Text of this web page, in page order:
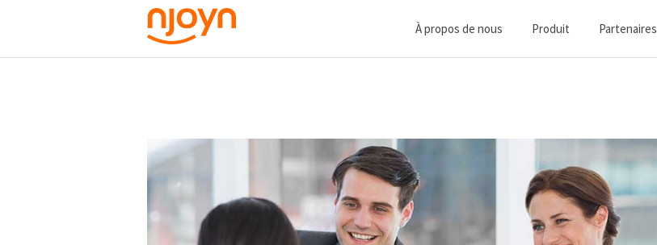
À propos de nous Produit Partenaires